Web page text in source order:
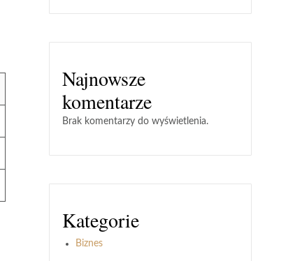
Najnowsze
komentarze
Brak komentarzy do wyświetlenia.
Kategorie
Biznes